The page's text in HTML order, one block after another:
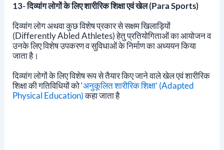
13- दिव्यांग लोगों के लिए शारीरिक शिक्षा एवं खेल (Para Sports)
दिव्यांग लोग अथवा कुछ विशेष प्रकार से सक्षम खिलाड़ियों
(Differently Abled Athletes) हेतु प्रतियोगिताओं का आयोजन व
उनके लिए विशेष उपकरण व सुविधाओं के निर्माण का अध्ययन किया
जाता है।
दिव्यांग लोगों के लिए विशेष रूप से तैयार किए जाने वाले खेल एवं शारीरिक
शिक्षा की गतिविधियों को ‘अनुकूलित शारीरिक शिक्षा’ (Adapted
Physical Education)कहा जाता है